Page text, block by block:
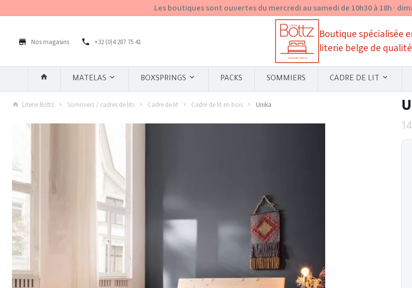
Les boutiques sont ouvertes du mercredi au samedi de 10h30 à 18h ·
Nos magasins +32 (0)4 287 75 41
Boutique spécialisée
literie belge de qualité
MATELAS BOXSPRINGS PACKS SOMMIERS CADRE DE LIT
Literie Bottz Sommiers / cadres de lits Cadre de lit Cadre de lit en bois Unika